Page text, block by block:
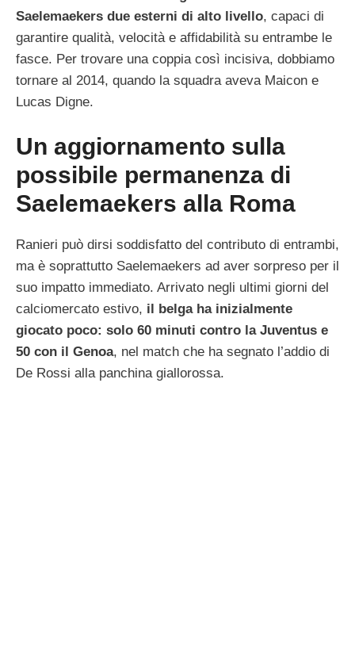
Saelemaekers due esterni di alto livello, capaci di
garantire qualità, velocità e affidabilità su entrambe le
fasce. Per trovare una coppia così incisiva, dobbiamo
tornare al 2014, quando la squadra aveva Maicon e
Lucas Digne.
Un aggiornamento sulla
possibile permanenza di
Saelemaekers alla Roma
Ranieri può dirsi soddisfatto del contributo di entrambi,
ma è soprattutto Saelemaekers ad aver sorpreso per il
suo impatto immediato. Arrivato negli ultimi giorni del
calciomercato estivo, il belga ha inizialmente
giocato poco: solo 60 minuti contro la Juventus e
50 con il Genoa, nel match che ha segnato l’addio di
De Rossi alla panchina giallorossa.